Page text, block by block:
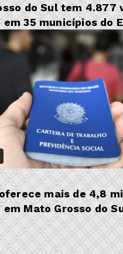
do Sul tem 4.877
em 35 municípios do
mais de 4,8
em Mato Grosso do